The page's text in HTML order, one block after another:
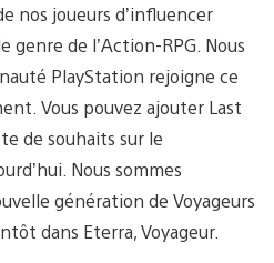
nos joueurs d’influencer
genre de l’Action-RPG. Nous
PlayStation rejoigne ce
Vous pouvez ajouter Last
de souhaits sur le
Nous sommes
génération de Voyageurs
dans Eterra, Voyageur.